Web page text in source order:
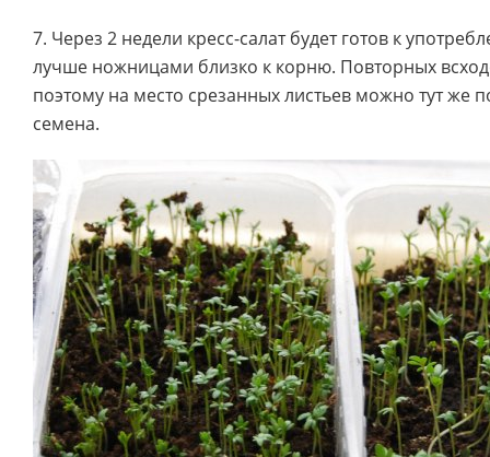
7. Через 2 недели кресс-салат будет готов к
лучше ножницами близко к корню. Повторных
поэтому на место срезанных листьев можно тут же
семена.